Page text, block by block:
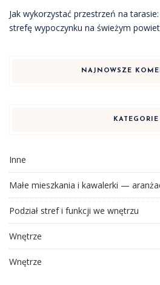
Jak wykorzystać przestrzeń na
strefę wypoczynku na świeżym
NAJNOWSZE
KATEGORIE
Inne
Małe mieszkania i kawalerki —
Podział stref i funkcji we wnętrzu
Wnętrze
Wnętrze